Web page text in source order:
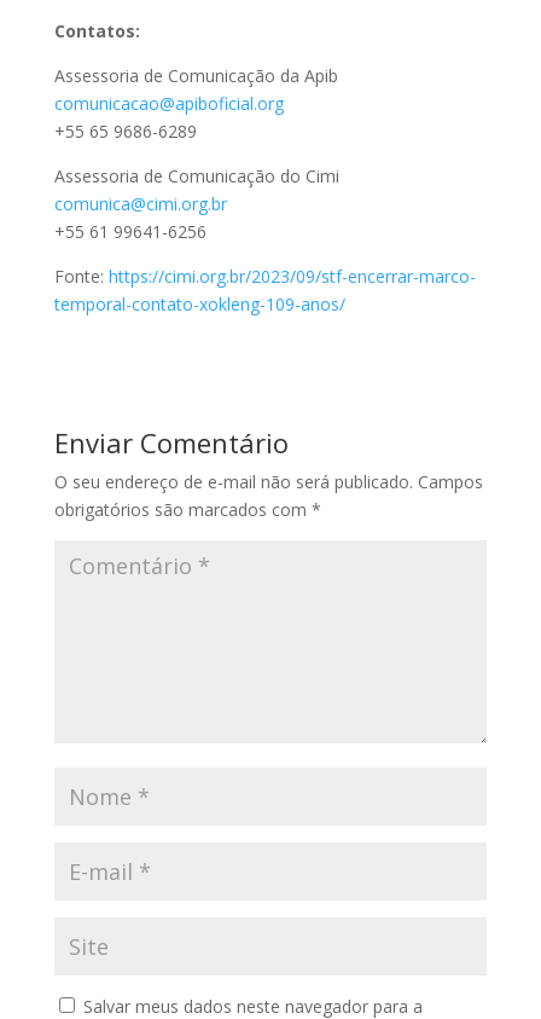
Contatos:
Assessoria de Comunicação da Apib
comunicacao@apiboficial.org
+55 65 9686-6289
Assessoria de Comunicação do Cimi
comunica@cimi.org.br
+55 61 99641-6256
Fonte: https://cimi.org.br/2023/09/stf-encerrar-marco-
temporal-contato-xokleng-109-anos/
Enviar Comentário
O seu endereço de e-mail não será publicado. Campos
obrigatórios são marcados com *
Salvar meus dados neste navegador para a